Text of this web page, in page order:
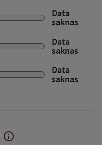
Data
saknas
Data
saknas
Data
saknas
Visa
info